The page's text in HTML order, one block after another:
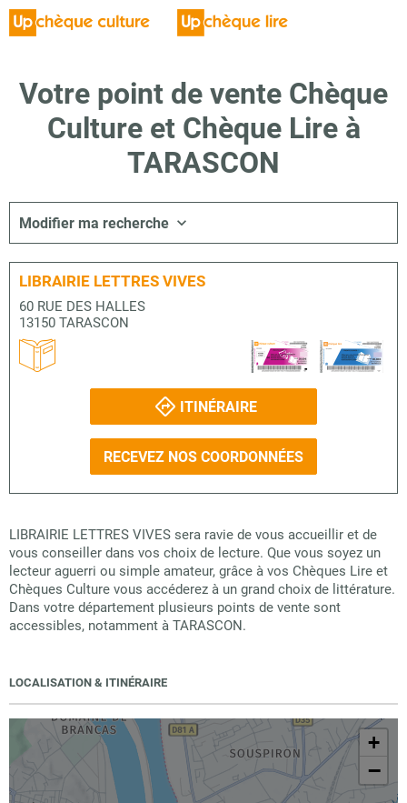
Votre point de vente Chèque
Culture et Chèque Lire à
TARASCON
Modifier ma recherche
LIBRAIRIE LETTRES VIVES
60 RUE DES HALLES
13150 TARASCON
ITINÉRAIRE
RECEVEZ NOS COORDONNÉES
LIBRAIRIE LETTRES VIVES sera ravie de vous accueillir et de
vous conseiller dans vos choix de lecture. Que vous soyez un
lecteur aguerri ou simple amateur, grâce à vos Chèques Lire et
Chèques Culture vous accéderez à un grand choix de littérature.
Dans votre département plusieurs points de vente sont
accessibles, notamment à TARASCON.
LOCALISATION & ITINÉRAIRE
+
−